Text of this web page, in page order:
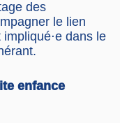
des
le lien
dans le
enfance